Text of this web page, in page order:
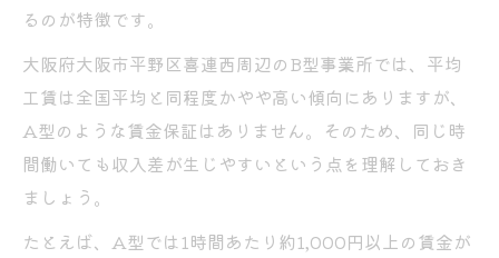
るのが特徴です。
大阪府大阪市平野区喜連西周辺のB型事業所では、平均
工賃は全国平均と同程度かやや高い傾向にありますが、
A型のような賃金保証はありません。そのため、同じ時
間働いても収入差が生じやすいという点を理解しておき
ましょう。
たとえば、A型では1時間あたり約1,000円以上の賃金が